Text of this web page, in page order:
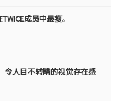
成员中最瘦。
令人目不转睛的视觉存在感